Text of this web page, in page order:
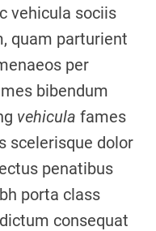
vehicula sociis
quam parturient
per
bibendum
vehicula fames
scelerisque dolor
penatibus
porta class
consequat